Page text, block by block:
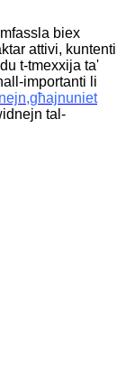
biex
attivi, kuntenti
t-tmexxija ta'
importanti li
,għajnuniet
tal-